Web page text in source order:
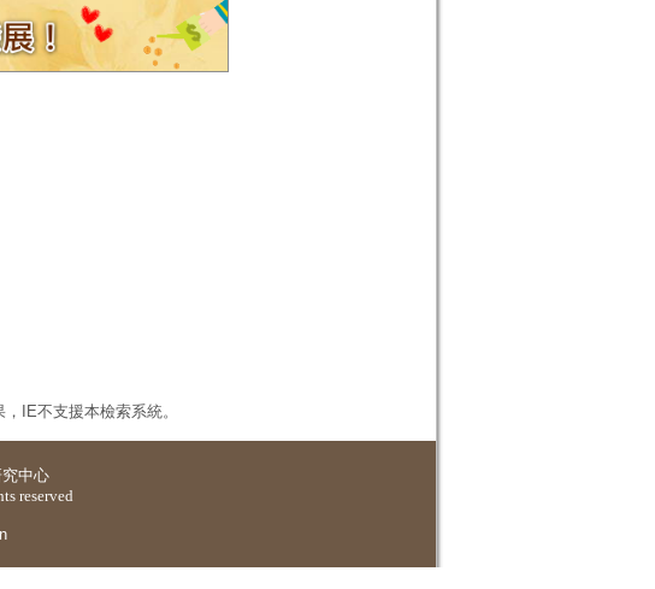
IE不支援本檢索系統。
中心
reserved